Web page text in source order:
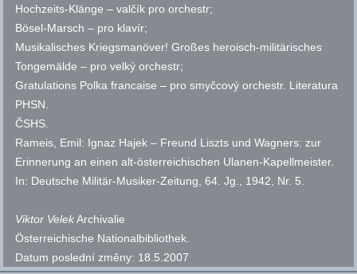
Hochzeits-Klänge – valčík pro orchestr;
Bösel-Marsch – pro klavír;
Musikalisches Kriegsmanöver! Großes heroisch-militärisches
Tongemälde – pro velký orchestr;
Gratulations Polka francaise – pro smyčcový orchestr. Literatura
PHSN.
ČSHS.
Rameis, Emil: Ignaz Hajek – Freund Liszts und Wagners: zur
Erinnerung an einen alt-österreichischen Ulanen-Kapellmeister.
In: Deutsche Militär-Musiker-Zeitung, 64. Jg., 1942, Nr. 5.
Viktor Velek Archivalie
Österreichische Nationalbibliothek.
Datum poslední změny: 18.5.2007